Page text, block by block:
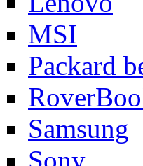
MSI
Packard
Samsung
Sony